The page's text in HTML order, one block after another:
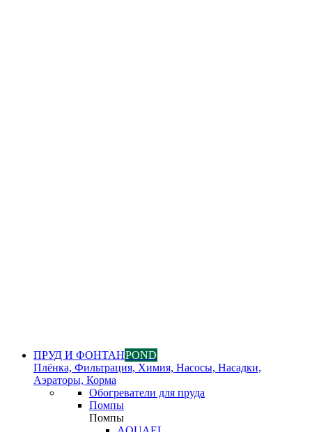
ПРУД И ФОНТАНPOND
Плёнка, Фильтрация, Химия, Насосы, Насадки,
Аэраторы, Корма
Обогреватели для пруда
Помпы
Помпы